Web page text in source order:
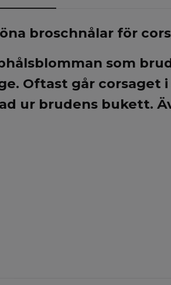
broschnålar för
som
Oftast går corsaget
ur brudens bukett.